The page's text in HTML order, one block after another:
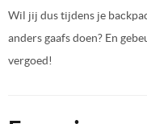
Wil jij dus tijdens je
anders gaafs doen? En
vergoed!